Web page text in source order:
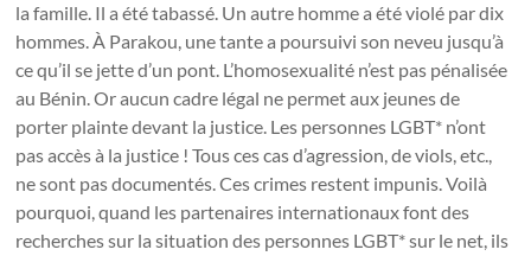
la famille. Il a été tabassé. Un autre homme a été violé par dix
hommes. À Parakou, une tante a poursuivi son neveu jusqu’à
ce qu’il se jette d’un pont. L’homosexualité n’est pas pénalisée
au Bénin. Or aucun cadre légal ne permet aux jeunes de
porter plainte devant la justice. Les personnes LGBT* n’ont
pas accès à la justice ! Tous ces cas d’agression, de viols, etc.,
ne sont pas documentés. Ces crimes restent impunis. Voilà
pourquoi, quand les partenaires internationaux font des
recherches sur la situation des personnes LGBT* sur le net, ils